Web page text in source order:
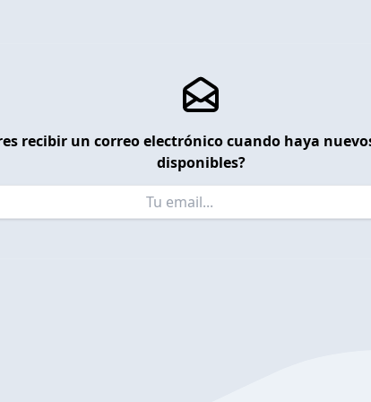
recibir un correo electrónico cuando haya
disponibles?